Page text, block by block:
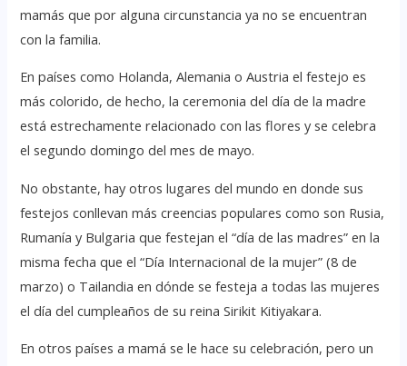
mamás que por alguna circunstancia ya no se encuentran
con la familia.
En países como Holanda, Alemania o Austria el festejo es
más colorido, de hecho, la ceremonia del día de la madre
está estrechamente relacionado con las flores y se celebra
el segundo domingo del mes de mayo.
No obstante, hay otros lugares del mundo en donde sus
festejos conllevan más creencias populares como son Rusia,
Rumanía y Bulgaria que festejan el “día de las madres” en la
misma fecha que el “Día Internacional de la mujer” (8 de
marzo) o Tailandia en dónde se festeja a todas las mujeres
el día del cumpleaños de su reina Sirikit Kitiyakara.
En otros países a mamá se le hace su celebración, pero un